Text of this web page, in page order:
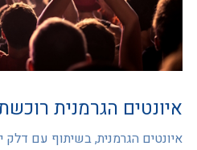
איונטים הגרמנית
איונטים הגרמנית, בשיתוף עם